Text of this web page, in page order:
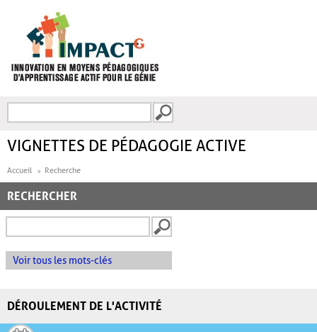
FORMULAIRE DE
VIGNETTES DE PÉDAGOGIE ACTIVE
Accueil Recherche
RECHERCHER
Voir tous les mots-clés
DÉROULEMENT DE L'ACTIVITÉ